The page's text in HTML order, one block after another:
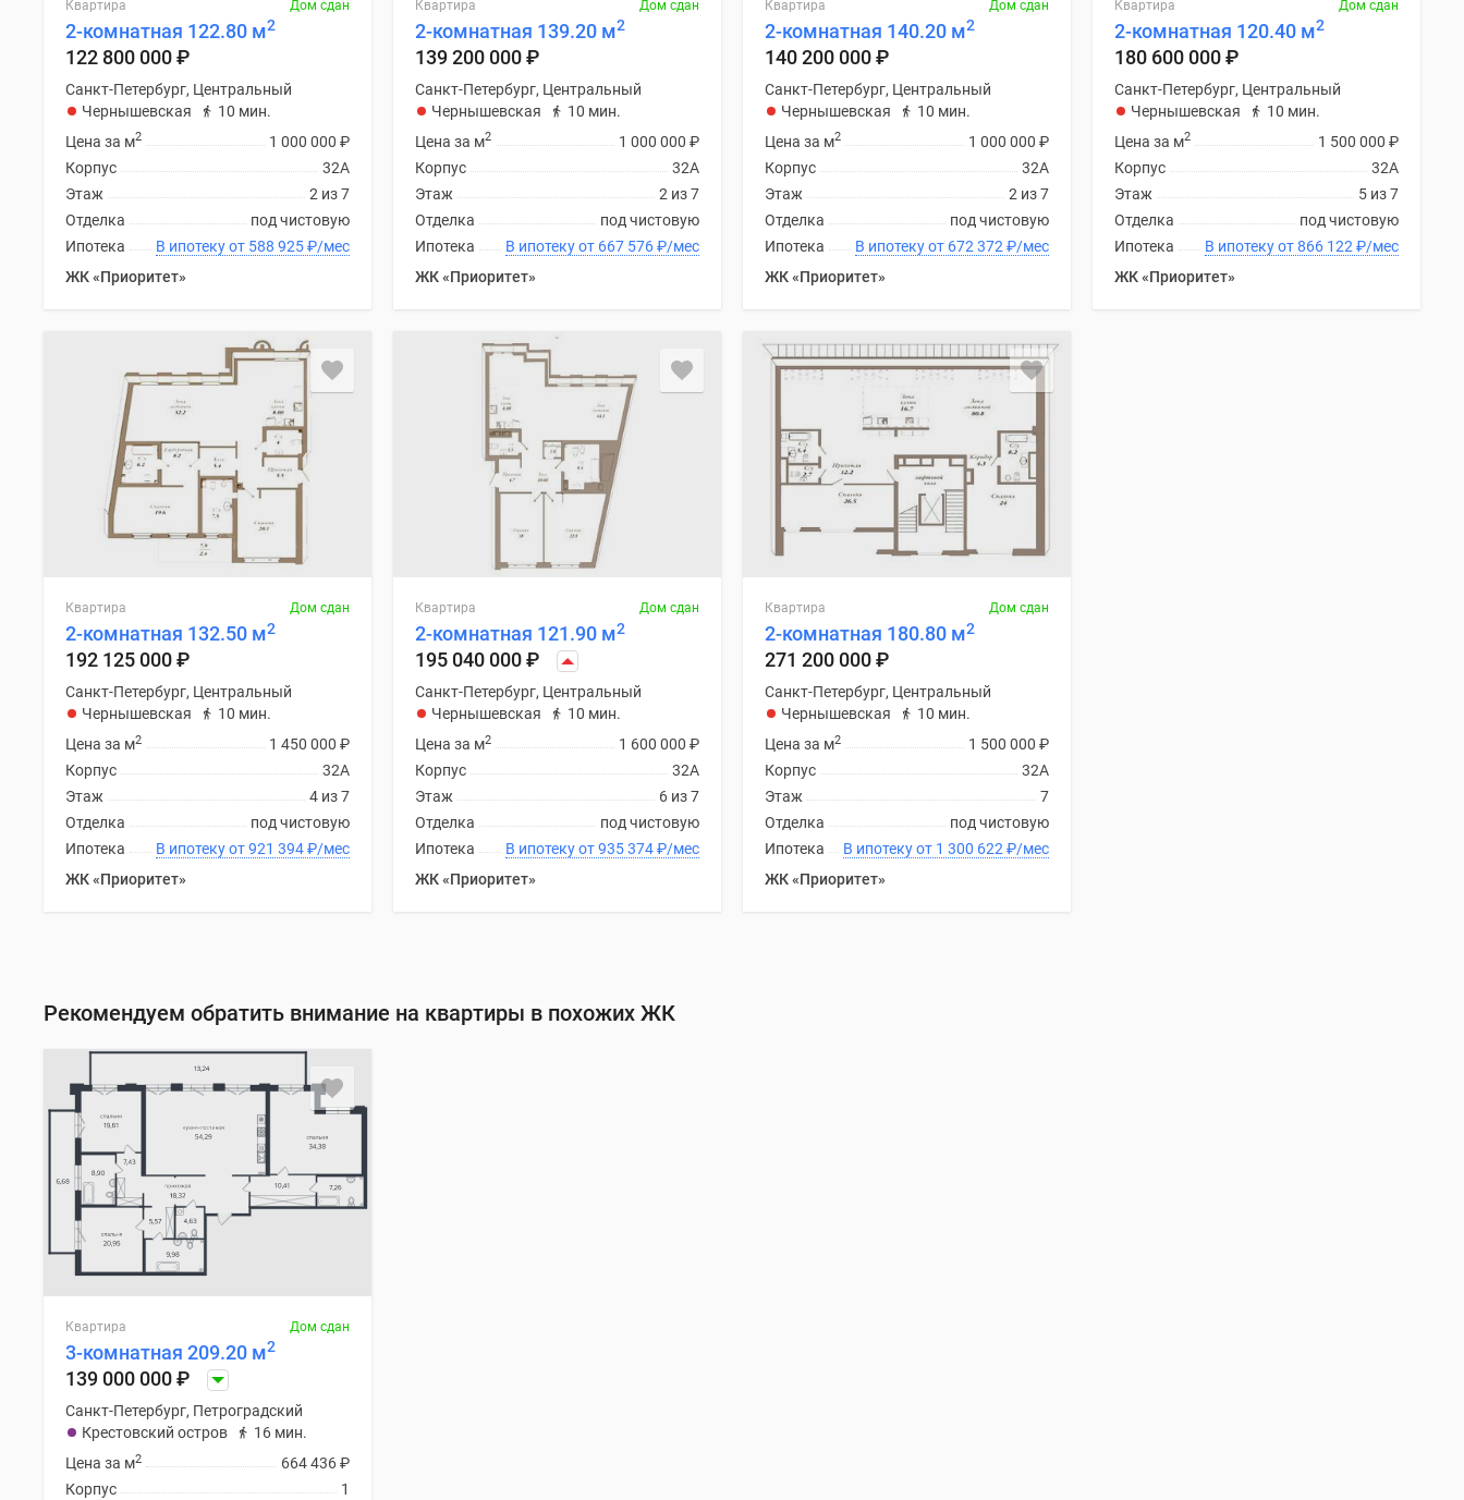
Квартира Дом сдан
2-комнатная 122.80 м2
122 800 000₽
Санкт-Петербург, Центральный
Чернышевская
10 мин.
1 000 000 ₽
Цена за м2
32А
Корпус
2 из 7
Этаж
под чистовую
Отделка
В ипотеку от 588 925₽/мес
Ипотека
ЖК «Приоритет»
Квартира Дом сдан
2-комнатная 139.20 м2
139 200 000₽
Санкт-Петербург, Центральный
Чернышевская
10 мин.
1 000 000 ₽
Цена за м2
32А
Корпус
2 из 7
Этаж
под чистовую
Отделка
В ипотеку от 667 576₽/мес
Ипотека
ЖК «Приоритет»
Квартира Дом сдан
2-комнатная 140.20 м2
140 200 000₽
Санкт-Петербург, Центральный
Чернышевская
10 мин.
1 000 000 ₽
Цена за м2
32А
Корпус
2 из 7
Этаж
под чистовую
Отделка
В ипотеку от 672 372 ₽/мес
Ипотека
ЖК «Приоритет»
Квартира Дом сдан
2-комнатная 120.40 м2
180 600 000₽
Санкт-Петербург, Центральный
Чернышевская
10 мин.
1 500 000 ₽
Цена за м2
32А
Корпус
5 из 7
Этаж
под чистовую
Отделка
В ипотеку от 866 122 ₽/мес
Ипотека
ЖК «Приоритет»
Квартира Дом сдан
2-комнатная 132.50 м2
192 125 000₽
Санкт-Петербург, Центральный
Чернышевская
10 мин.
1 450 000 ₽
Цена за м2
32А
Корпус
4 из 7
Этаж
под чистовую
Отделка
В ипотеку от 921 394₽/мес
Ипотека
ЖК «Приоритет»
Квартира Дом сдан
2-комнатная 121.90 м2
195 040 000₽
Санкт-Петербург, Центральный
Чернышевская
10 мин.
1 600 000 ₽
Цена за м2
32А
Корпус
6 из 7
Этаж
под чистовую
Отделка
В ипотеку от 935 374₽/мес
Ипотека
ЖК «Приоритет»
Квартира Дом сдан
2-комнатная 180.80 м2
271 200 000₽
Санкт-Петербург, Центральный
Чернышевская
10 мин.
1 500 000 ₽
Цена за м2
32А
Корпус
7
Этаж
под чистовую
Отделка
В ипотеку от 1 300 622₽/мес
Ипотека
ЖК «Приоритет»
Рекомендуем обратить внимание на квартиры в похожих ЖК
Квартира Дом сдан
3-комнатная 209.20 м2
139 000 000₽
Санкт-Петербург, Петроградский
Крестовский остров
16 мин.
664 436₽
Цена за м2
1
Корпус